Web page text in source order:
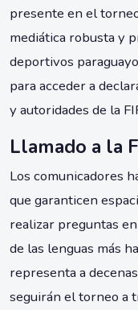
presente en el
mediática robusta y
deportivos
para acceder a
y autoridades de la
Llamado a la
Los comunicadores
que garanticen
realizar preguntas
de las lenguas más
representa a
seguirán el torneo a